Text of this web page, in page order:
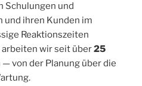
Schulungen und
ihren Kunden im
Reaktionszeiten
wir seit über25
von der Planung über die